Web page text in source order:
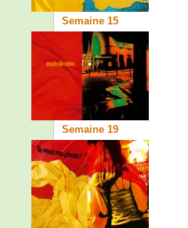
Semaine 15
Semaine 19